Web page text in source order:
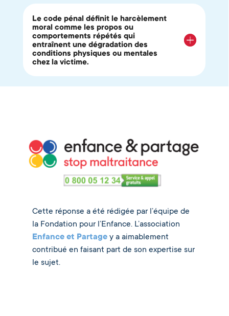
Le code pénal définit le harcèlement
moral comme les propos ou
comportements répétés qui
entraînent une dégradation des
conditions physiques ou mentales
chez la victime.
Cette réponse a été rédigée par l’équipe de
la Fondation pour l’Enfance. L’association
Enfance et Partagey a aimablement
contribué en faisant part de son expertise sur
le sujet.